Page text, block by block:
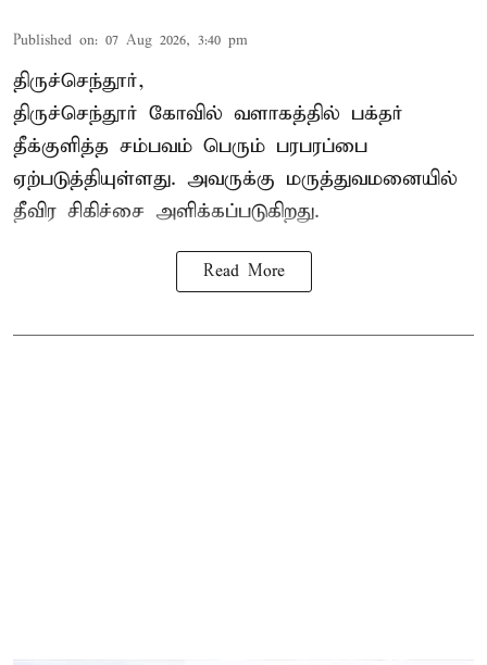
Published on: 07 Aug 2026, 3:40 pm
திருச்செந்தூர்,
திருச்செந்தூர் கோவில் வளாகத்தில் பக்தர்
தீக்குளித்த சம்பவம் பெரும் பரபரப்பை
ஏற்படுத்தியுள்ளது. அவருக்கு மருத்துவமனையில்
தீவிர சிகிச்சை அளிக்கப்படுகிறது.
Read More